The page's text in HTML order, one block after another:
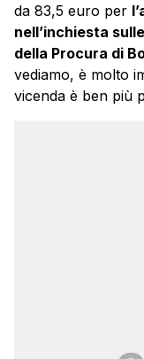
da 83,5 euro per
nell’inchiesta
della Procura di
vediamo, è molto
vicenda è ben più